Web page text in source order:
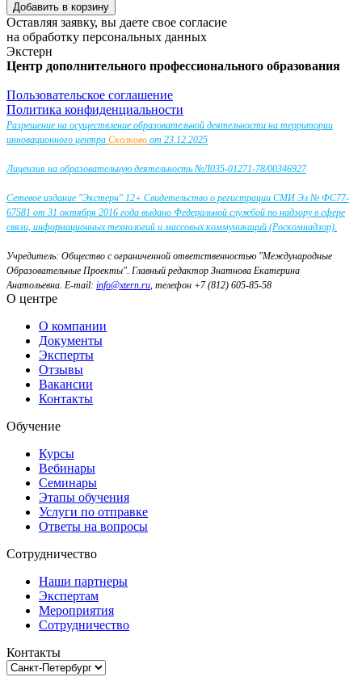
Оставляя заявку, вы даете свое согласие
на обработку персональных данных
Экстерн
Центр дополнительного профессионального образования
Пользовательское соглашение
Политика конфиденциальности
Разрешение на осуществление образовательной деятельности на территории
инновационного центра Сколково от 23.12.2025
Лицензия на образовательную деятельность №Л035-01271-78/00346927
Сетевое издание "Экстерн" 12+ Свидетельство о регистрации СМИ Эл № ФС77-
67581 от 31 октября 2016 года выдано Федеральной службой по надзору в сфере
связи, информационных технологий и массовых коммуникаций (Роскомнадзор).
Учредитель: Общество с ограниченной ответственностью "Международные
Образовательные Проекты". Главный редактор Знатнова Екатерина
Анатольевна. E-mail: info@xtern.ru, телефон +7 (812) 605-85-58
О центре
О компании
Документы
Эксперты
Отзывы
Вакансии
Контакты
Обучение
Курсы
Вебинары
Семинары
Этапы обучения
Услуги по отправке
Ответы на вопросы
Сотрудничество
Наши партнеры
Экспертам
Мероприятия
Сотрудничество
Контакты